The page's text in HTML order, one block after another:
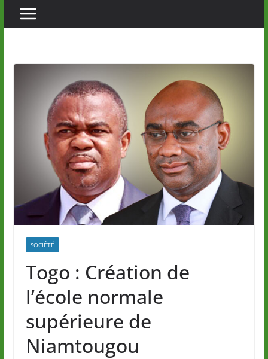
SOCIÉTÉ
Togo : Création de
l’école normale
supérieure de
Niamtougou